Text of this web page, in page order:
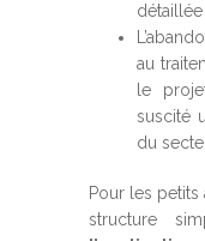
au
le
suscité
du
Pour les
structure